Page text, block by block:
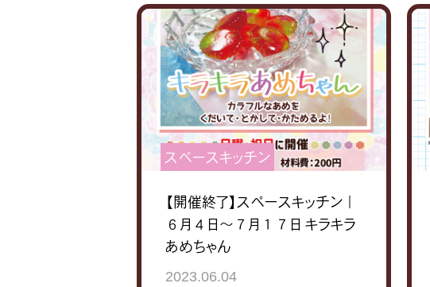
スペースキッチン
【開催終了】スペースキッチン｜
６月４日～７月１７日 キラキラ
あめちゃん
2023.06.04